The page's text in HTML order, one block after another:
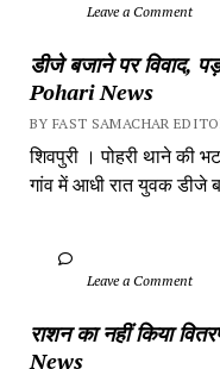
		Leave a Comment
डीजे बजाने पर विवाद,
Pohari News
BY FAST SAMACHAR
शिवपुरी‎ । पोहरी थाने की
गांव में‎ आधी रात युवक डीजे
		Leave a Comment
राशन का नहीं किया
News